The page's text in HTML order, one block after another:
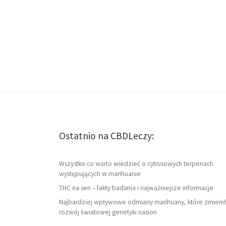
Ostatnio na CBDLeczy:
Wszystko co warto wiedzieć o cytrusowych terpenach
występujących w marihuanie
THC na sen – fakty badania i najważniejsze informacje
Najbardziej wpływowe odmiany marihuany, które
rozwój światowej genetyki nasion